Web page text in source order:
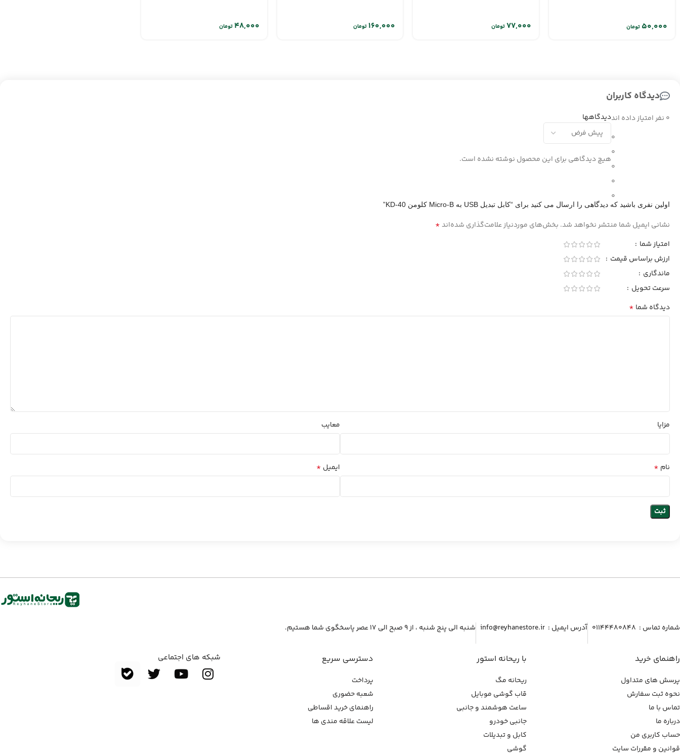
تومان تومان تومان تومان
دیدگاه کاربران
0 نفر امتیاز داده اند
0
0
0
0
0
دیدگاهها
هیچ دیدگاهی برای این محصول نوشته نشده است.
اولین نفری باشید که دیدگاهی را ارسال می کنید برای “کابل تبدیل USB به Micro-B کلومن KD-40”
نشانی ایمیل شما منتشر نخواهد شد. بخش‌های موردنیاز علامت‌گذاری شده‌اند*
امتیاز شما
ارزش براساس قیمت
ماندگاری
سرعت تحویل
دیدگاه شما *
مزایا معایب
نام * ایمیل *
شماره تماس :‌ ۰۱۱۴۴۴۸۰۸۴۸ آدرس ایمیل :‌ info@reyhanestore.ir شنبه الی پنج شنبه ، از ۹ صبح الی ۱۷ عصر پاسخگوی شما هستیم.
راهنمای خرید
پرسش های متداول
نحوه ثبت سفارش
تماس با ما
درباره ما
حساب کاربری من
قوانین و مقررات سایت
با ریحانه استور
ریحانه مگ
قاب گوشی موبایل
ساعت هوشمند و جانبی
جانبی خودرو
کابل و تبدیلات
گوشی
دسترسی سریع
پرداخت
شعبه حضوری
راهنمای خرید اقساطی
لیست علاقه مندی ها
شبکه های اجتماعی